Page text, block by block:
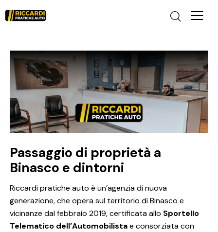
Passaggio di proprietà a
Binasco e dintorni
Riccardi pratiche auto è un’agenzia di nuova
generazione, che opera sul territorio di Binasco e
vicinanze dal febbraio 2019, certificata allo Sportello
Telematico dell’Automobilistae consorziata con